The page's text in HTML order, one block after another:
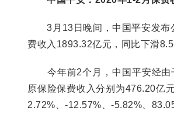
3月13日晚间，中国平安发布
费收入1893.32亿元，同比下滑
今年前2个月，中国平安经由
原保险保费收入分别为476.20亿
2.72%、-12.57%、-5.82%、